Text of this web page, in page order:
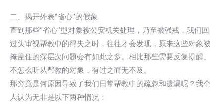
二、揭开外表“省心”的假象
直到那些“省心”型对象被公安机关处理，乃至被强戒，我们回
过头审视帮教中的得失之时，往往才会发现，原来这些对象被
掩盖住的深层次问题会有如此之多。相比那些需要反复提醒、
不怎么听从帮教的对象，有过之而无不及。
那究竟是何原因导致了我们日常帮教中的疏忽和遗漏呢？我个
人认为无非是以下两种情况：